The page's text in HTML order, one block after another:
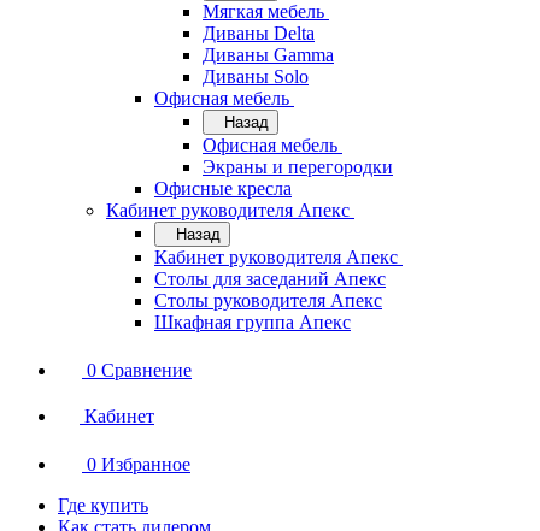
Мягкая мебель
Диваны Delta
Диваны Gamma
Диваны Solo
Офисная мебель
Назад
Офисная мебель
Экраны и перегородки
Офисные кресла
Кабинет руководителя Апекс
Назад
Кабинет руководителя Апекс
Столы для заседаний Апекс
Столы руководителя Апекс
Шкафная группа Апекс
0 Сравнение
Кабинет
0 Избранное
Где купить
Как стать дилером